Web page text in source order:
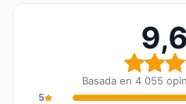
9,6
Basada en 4 055
5